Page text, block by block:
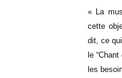
« La
cette
dit, ce
le
les